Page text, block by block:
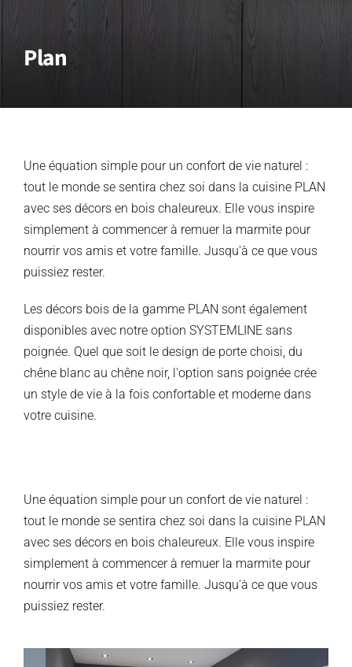
Plan
Une équation simple pour un confort de vie naturel :
tout le monde se sentira chez soi dans la cuisine PLAN
avec ses décors en bois chaleureux. Elle vous inspire
simplement à commencer à remuer la marmite pour
nourrir vos amis et votre famille. Jusqu'à ce que vous
puissiez rester.
Les décors bois de la gamme PLAN sont également
disponibles avec notre option SYSTEMLINE sans
poignée. Quel que soit le design de porte choisi, du
chêne blanc au chêne noir, l'option sans poignée crée
un style de vie à la fois confortable et moderne dans
votre cuisine.
Une équation simple pour un confort de vie naturel :
tout le monde se sentira chez soi dans la cuisine PLAN
avec ses décors en bois chaleureux. Elle vous inspire
simplement à commencer à remuer la marmite pour
nourrir vos amis et votre famille. Jusqu'à ce que vous
puissiez rester.